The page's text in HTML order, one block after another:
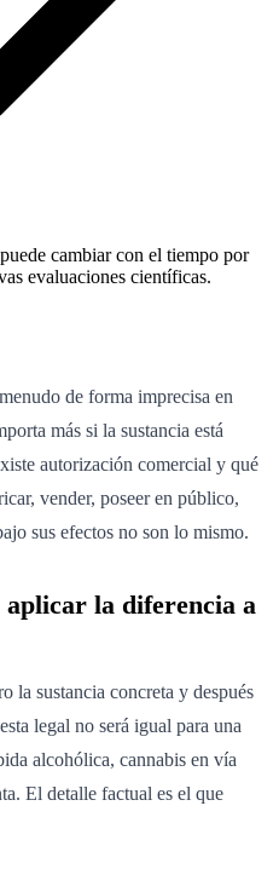
cambiar con el tiempo por
evaluaciones científicas.
de forma imprecisa en
más si la sustancia está
autorización comercial y qué
vender, poseer en público,
sus efectos no son lo mismo.
aplicar la diferencia a
la sustancia concreta y después
legal no será igual para una
alcohólica, cannabis en vía
El detalle factual es el que